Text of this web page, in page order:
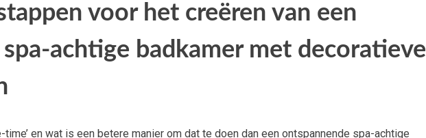
voor het creëren van een
achtige badkamer met decoratieve
time’ en wat is een betere manier om dat te doen dan een ontspannende spa-achtige